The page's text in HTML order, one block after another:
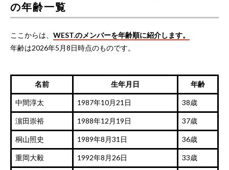
の年齢一覧
ここからは、 WEST.のメンバーを年齢順に紹介します。
年齢は2026年5月8日時点のものです。
名前 生年月日 年齢
中間淳太 1987年10月21日 38歳
濵田崇裕 1988年12月19日 37歳
桐山照史 1989年8月31日 36歳
重岡大毅 1992年8月26日 33歳